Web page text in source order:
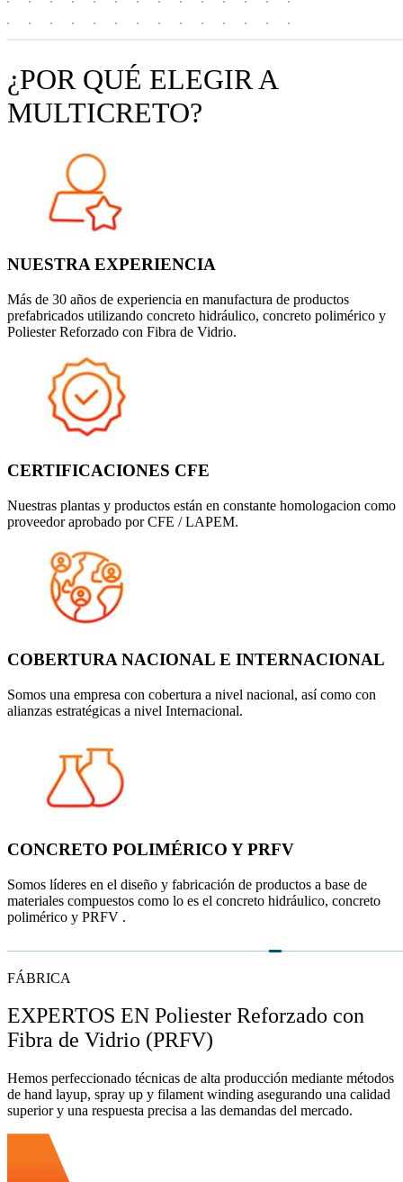
¿POR QUÉ ELEGIR A
MULTICRETO?
NUESTRA EXPERIENCIA
Más de 30 años de experiencia en manufactura de productos
prefabricados utilizando concreto hidráulico, concreto polimérico y
Poliester Reforzado con Fibra de Vidrio.
CERTIFICACIONES CFE
Nuestras plantas y productos están en constante homologacion como
proveedor aprobado por CFE / LAPEM.
COBERTURA NACIONAL E INTERNACIONAL
Somos una empresa con cobertura a nivel nacional, así como con
alianzas estratégicas a nivel Internacional.
CONCRETO POLIMÉRICO Y PRFV
Somos líderes en el diseño y fabricación de productos a base de
materiales compuestos como lo es el concreto hidráulico, concreto
polimérico y PRFV .
FÁBRICA
EXPERTOS EN Poliester Reforzado con
Fibra de Vidrio (PRFV)
Hemos perfeccionado técnicas de alta producción mediante métodos
de hand layup, spray up y filament winding asegurando una calidad
superior y una respuesta precisa a las demandas del mercado.